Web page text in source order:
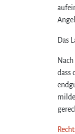
Das
dass